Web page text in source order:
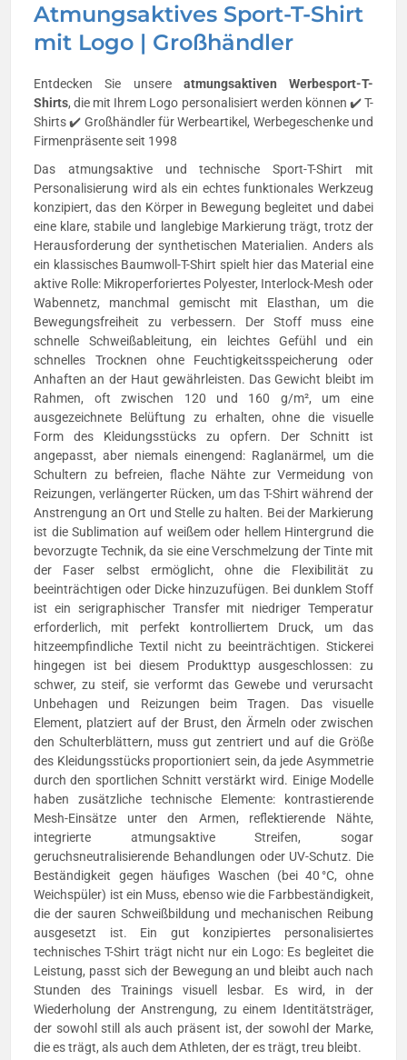
Atmungsaktives Sport-T-Shirt
mit Logo | Großhändler
Entdecken Sie unsere atmungsaktiven Werbesport-T-
Shirts, die mit Ihrem Logo personalisiert werden können ✔️ T-
Shirts ✔️ Großhändler für Werbeartikel, Werbegeschenke und
Firmenpräsente seit 1998
Das atmungsaktive und technische Sport-T-Shirt mit
Personalisierung wird als ein echtes funktionales Werkzeug
konzipiert, das den Körper in Bewegung begleitet und dabei
eine klare, stabile und langlebige Markierung trägt, trotz der
Herausforderung der synthetischen Materialien. Anders als
ein klassisches Baumwoll-T-Shirt spielt hier das Material eine
aktive Rolle: Mikroperforiertes Polyester, Interlock-Mesh oder
Wabennetz, manchmal gemischt mit Elasthan, um die
Bewegungsfreiheit zu verbessern. Der Stoff muss eine
schnelle Schweißableitung, ein leichtes Gefühl und ein
schnelles Trocknen ohne Feuchtigkeitsspeicherung oder
Anhaften an der Haut gewährleisten. Das Gewicht bleibt im
Rahmen, oft zwischen 120 und 160 g/m², um eine
ausgezeichnete Belüftung zu erhalten, ohne die visuelle
Form des Kleidungsstücks zu opfern. Der Schnitt ist
angepasst, aber niemals einengend: Raglanärmel, um die
Schultern zu befreien, flache Nähte zur Vermeidung von
Reizungen, verlängerter Rücken, um das T-Shirt während der
Anstrengung an Ort und Stelle zu halten. Bei der Markierung
ist die Sublimation auf weißem oder hellem Hintergrund die
bevorzugte Technik, da sie eine Verschmelzung der Tinte mit
der Faser selbst ermöglicht, ohne die Flexibilität zu
beeinträchtigen oder Dicke hinzuzufügen. Bei dunklem Stoff
ist ein serigraphischer Transfer mit niedriger Temperatur
erforderlich, mit perfekt kontrolliertem Druck, um das
hitzeempfindliche Textil nicht zu beeinträchtigen. Stickerei
hingegen ist bei diesem Produkttyp ausgeschlossen: zu
schwer, zu steif, sie verformt das Gewebe und verursacht
Unbehagen und Reizungen beim Tragen. Das visuelle
Element, platziert auf der Brust, den Ärmeln oder zwischen
den Schulterblättern, muss gut zentriert und auf die Größe
des Kleidungsstücks proportioniert sein, da jede Asymmetrie
durch den sportlichen Schnitt verstärkt wird. Einige Modelle
haben zusätzliche technische Elemente: kontrastierende
Mesh-Einsätze unter den Armen, reflektierende Nähte,
integrierte atmungsaktive Streifen, sogar
geruchsneutralisierende Behandlungen oder UV-Schutz. Die
Beständigkeit gegen häufiges Waschen (bei 40 °C, ohne
Weichspüler) ist ein Muss, ebenso wie die Farbbeständigkeit,
die der sauren Schweißbildung und mechanischen Reibung
ausgesetzt ist. Ein gut konzipiertes personalisiertes
technisches T-Shirt trägt nicht nur ein Logo: Es begleitet die
Leistung, passt sich der Bewegung an und bleibt auch nach
Stunden des Trainings visuell lesbar. Es wird, in der
Wiederholung der Anstrengung, zu einem Identitätsträger,
der sowohl still als auch präsent ist, der sowohl der Marke,
die es trägt, als auch dem Athleten, der es trägt, treu bleibt.